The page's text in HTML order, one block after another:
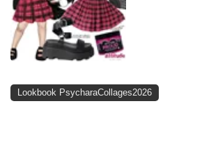
Lookbook PsycharaCollages2026